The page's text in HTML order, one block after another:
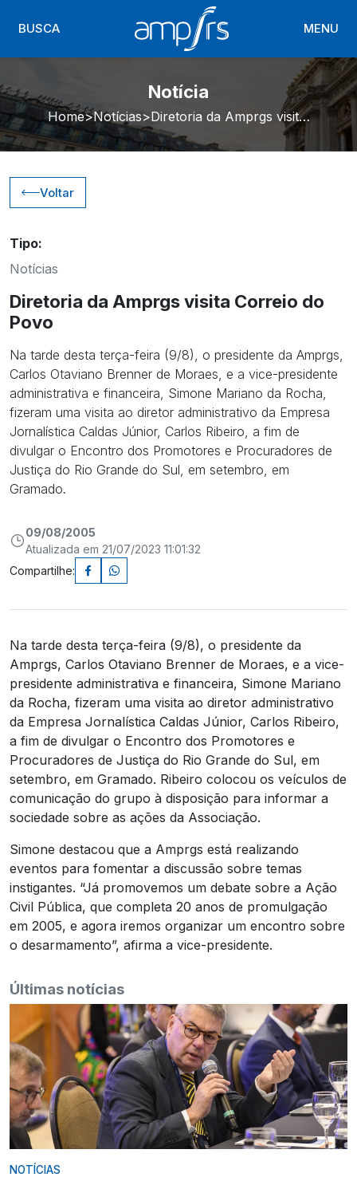
BUSCA MENU
Notícia
Home Notícias Diretoria da Amprgs visita Correio do Povo
Voltar
Tipo:
Notícias
Diretoria da Amprgs visita Correio do
Povo
Na tarde desta terça-feira (9/8), o presidente da Amprgs,
Carlos Otaviano Brenner de Moraes, e a vice-presidente
administrativa e financeira, Simone Mariano da Rocha,
fizeram uma visita ao diretor administrativo da Empresa
Jornalística Caldas Júnior, Carlos Ribeiro, a fim de
divulgar o Encontro dos Promotores e Procuradores de
Justiça do Rio Grande do Sul, em setembro, em
Gramado.
09/08/2005
Atualizada em 21/07/2023 11:01:32
Compartilhe:
Na tarde desta terça-feira (9/8), o presidente da
Amprgs, Carlos Otaviano Brenner de Moraes, e a vice-
presidente administrativa e financeira, Simone Mariano
da Rocha, fizeram uma visita ao diretor administrativo
da Empresa Jornalística Caldas Júnior, Carlos Ribeiro,
a fim de divulgar o Encontro dos Promotores e
Procuradores de Justiça do Rio Grande do Sul, em
setembro, em Gramado. Ribeiro colocou os veículos de
comunicação do grupo à disposição para informar a
sociedade sobre as ações da Associação.
Simone destacou que a Amprgs está realizando
eventos para fomentar a discussão sobre temas
instigantes. “Já promovemos um debate sobre a Ação
Civil Pública, que completa 20 anos de promulgação
em 2005, e agora iremos organizar um encontro sobre
o desarmamento”, afirma a vice-presidente.
Últimas notícias
NOTÍCIAS